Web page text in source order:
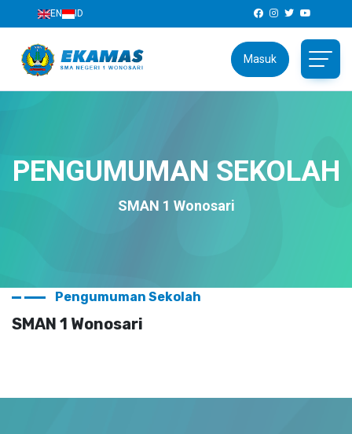
EN ID
Masuk
PENGUMUMAN SEKOLAH
SMAN 1 Wonosari
Pengumuman Sekolah
SMAN 1 Wonosari